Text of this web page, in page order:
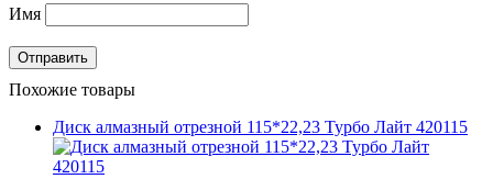
Имя
Похожие товары
Диск алмазный отрезной 115*22,23 Турбо Лайт 420115